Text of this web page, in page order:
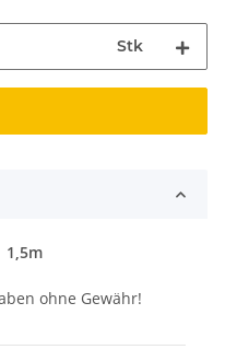
Stk
1,5m
ohne Gewähr!